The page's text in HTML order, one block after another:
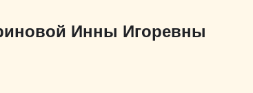
Инны Игоревны